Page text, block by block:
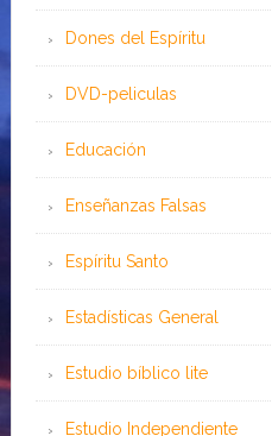
Dones del Espíritu
DVD-peliculas
Educación
Enseñanzas Falsas
Espíritu Santo
Estadísticas General
Estudio bíblico lite
Estudio Independiente